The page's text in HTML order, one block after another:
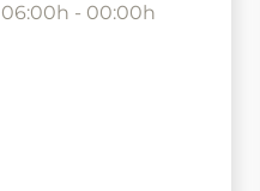
06:00h - 00:00h